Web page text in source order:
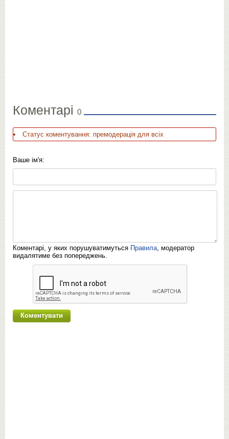
Коментарі 0
Статус коментування: премодерація для всіх
Ваше ім'я:
Коментарі, у яких порушуватимуться Правила , модератор
видалятиме без попереджень.